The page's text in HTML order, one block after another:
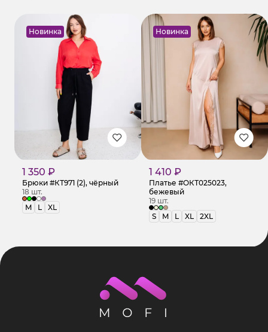
Новинка
1 350 ₽
Брюки #КТ971 (2), чёрный
18 шт.
M
L XL
Новинка
1 410 ₽
Платье #ОКТ025023,
бежевый
19 шт.
S
M L XL 2XL